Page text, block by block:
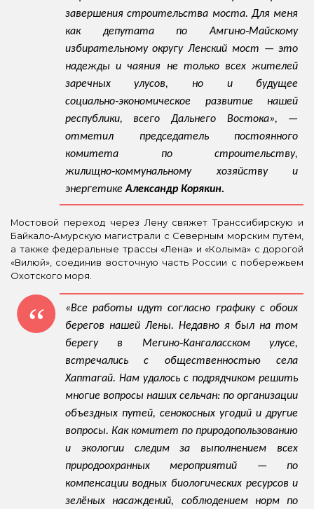
завершения строительства моста. Для меня
как депутата по Амгино‑Майскому
избирательному округу Ленский мост — это
надежды и чаяния не только всех жителей
заречных улусов, но и будущее
социально‑экономическое развитие нашей
республики, всего Дальнего Востока», —
отметил председатель постоянного
комитета по строительству,
жилищно‑коммунальному хозяйству и
энергетикеАлександр Корякин.
Мостовой переход через Лену свяжет Транссибирскую и
Байкало‑Амурскую магистрали с Северным морским путём,
а также федеральные трассы «Лена» и «Колыма» с дорогой
«Вилюй», соединив восточную часть России с побережьем
Охотского моря.
«Все работы идут согласно графику с обоих
берегов нашей Лены. Недавно я был на том
берегу в Мегино‑Кангаласском улусе,
встречались с общественностью села
Хаптагай. Нам удалось с подрядчиком решить
многие вопросы наших сельчан: по организации
объездных путей, сенокосных угодий и другие
вопросы. Как комитет по природопользованию
и экологии следим за выполнением всех
природоохранных мероприятий — по
компенсации водных биологических ресурсов и
зелёных насаждений, соблюдением норм по